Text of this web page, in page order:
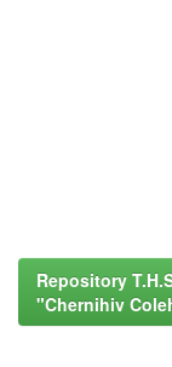
Repository
"Chernihiv